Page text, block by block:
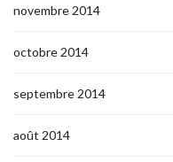
novembre 2014
octobre 2014
septembre 2014
août 2014